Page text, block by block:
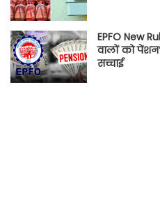
EPFO New
वालों को
सच्चाई